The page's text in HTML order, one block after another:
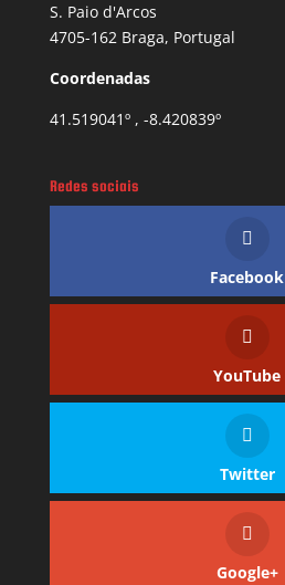
S. Paio d'Arcos
4705-162 Braga, Portugal
Coordenadas
41.519041º , -8.420839º
Redes sociais
Facebook
YouTube
Twitter
Google+